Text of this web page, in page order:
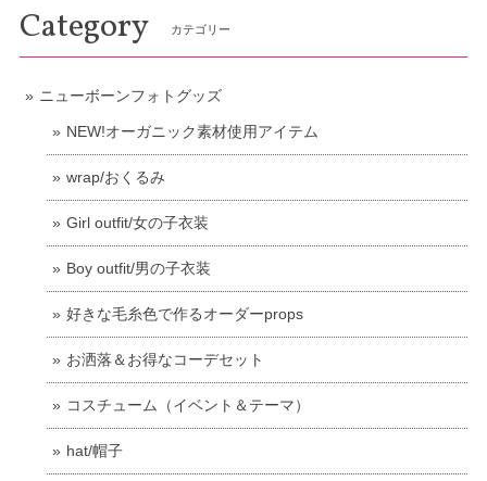
Category カテゴリー
ニューボーンフォトグッズ
NEW!オーガニック素材使用アイテム
wrap/おくるみ
Girl outfit/女の子衣装
Boy outfit/男の子衣装
好きな毛糸色で作るオーダーprops
お洒落＆お得なコーデセット
コスチューム（イベント＆テーマ）
hat/帽子